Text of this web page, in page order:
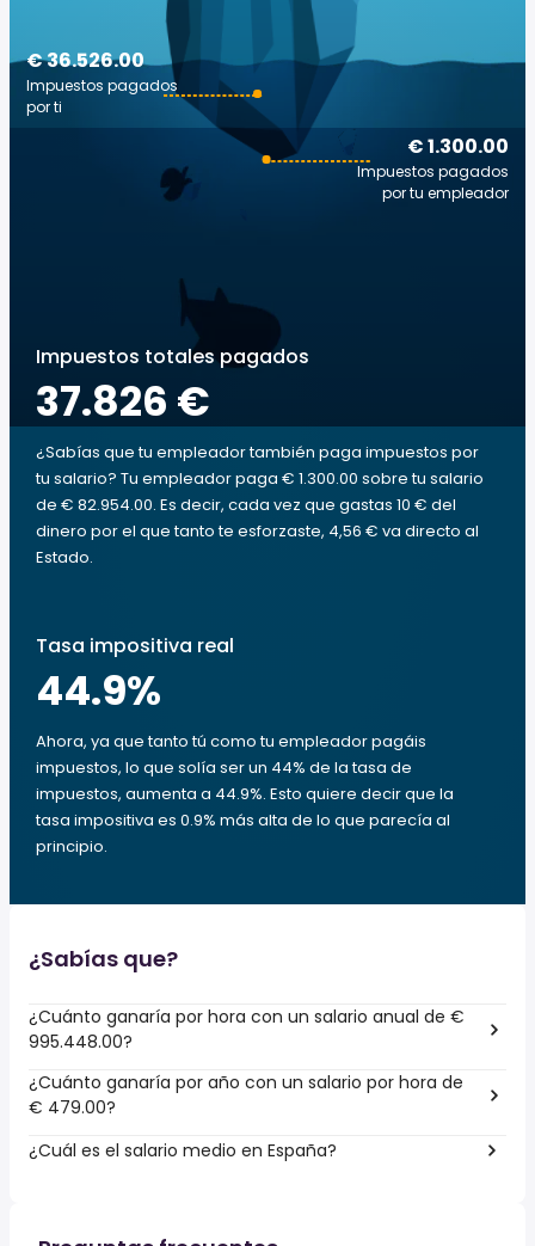
€ 1.300.00
Impuestos pagados
por tu empleador
€ 36.526.00
Impuestos pagados
por ti
Impuestos totales pagados
37.826 €
¿Sabías que tu empleador también paga impuestos por
tu salario? Tu empleador paga € 1.300.00 sobre tu salario
de € 82.954.00. Es decir, cada vez que gastas 10 € del
dinero por el que tanto te esforzaste, 4,56 € va directo al
Estado.
Tasa impositiva real
44.9%
Ahora, ya que tanto tú como tu empleador pagáis
impuestos, lo que solía ser un 44% de la tasa de
impuestos, aumenta a 44.9%. Esto quiere decir que la
tasa impositiva es 0.9% más alta de lo que parecía al
principio.
¿Sabías que?
¿Cuánto ganaría por hora con un salario anual de €
995.448.00?
¿Cuánto ganaría por año con un salario por hora de
€ 479.00?
¿Cuál es el salario medio en España?